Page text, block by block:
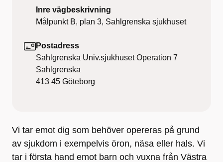
Inre vägbeskrivning
Målpunkt B, plan 3, Sahlgrenska sjukhuset
Postadress
Sahlgrenska Univ.sjukhuset Operation 7
Sahlgrenska
413 45 Göteborg
Vi tar emot dig som behöver opereras på grund
av sjukdom i exempelvis öron, näsa eller hals. Vi
tar i första hand emot barn och vuxna från Västra